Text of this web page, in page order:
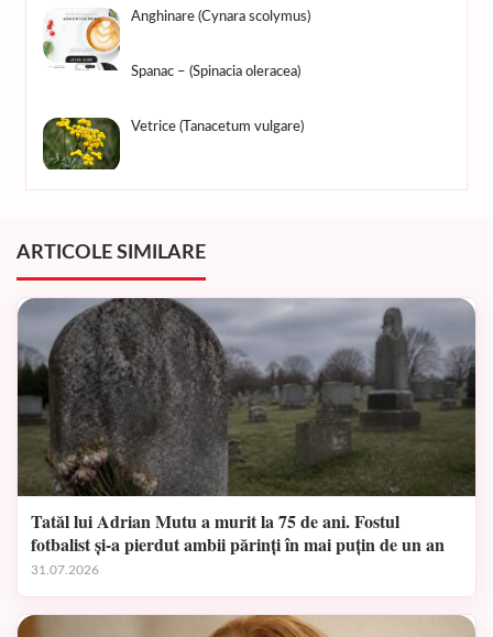
Anghinare (Cynara scolymus)
Spanac – (Spinacia oleracea)
Vetrice (Tanacetum vulgare)
ARTICOLE SIMILARE
Tatăl lui Adrian Mutu a murit la 75 de ani. Fostul
fotbalist și-a pierdut ambii părinți în mai puțin de un an
31.07.2026